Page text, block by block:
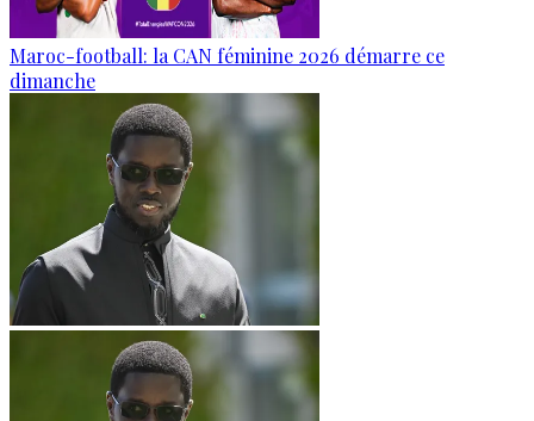
Maroc-football: la CAN féminine 2026 démarre ce
dimanche